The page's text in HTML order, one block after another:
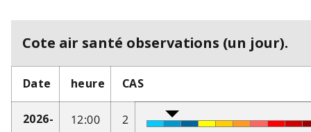
Cote air santé observations (un jour).
Date heure CAS
2026-
12:00
2